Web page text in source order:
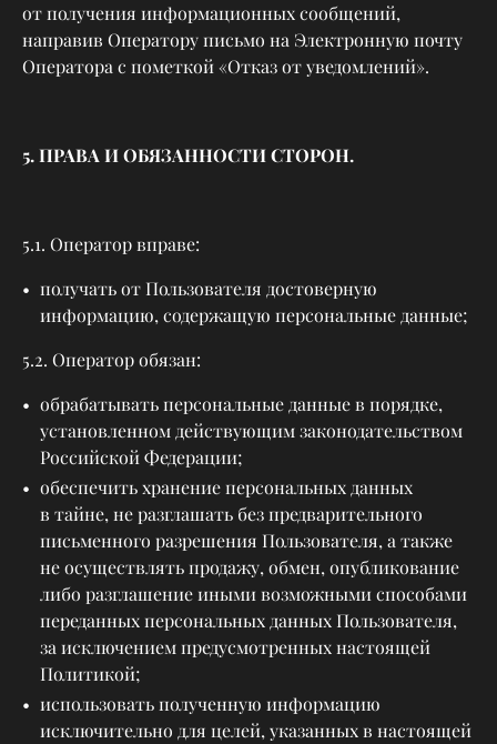
от получения информационных сообщений,
направив Оператору письмо на Электронную почту
Оператора с пометкой «Отказ от уведомлений».
5. ПРАВА И ОБЯЗАННОСТИ СТОРОН.
5.1. Оператор вправе:
получать от Пользователя достоверную
информацию, содержащую персональные данные;
5.2. Оператор обязан:
обрабатывать персональные данные в порядке,
установленном действующим законодательством
Российской Федерации;
обеспечить хранение персональных данных
в тайне, не разглашать без предварительного
письменного разрешения Пользователя, а также
не осуществлять продажу, обмен, опубликование
либо разглашение иными возможными способами
переданных персональных данных Пользователя,
за исключением предусмотренных настоящей
Политикой;
использовать полученную информацию
исключительно для целей, указанных в настоящей